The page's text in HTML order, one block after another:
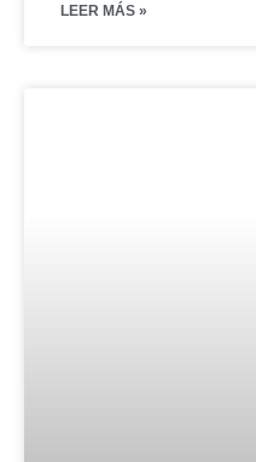
LEER MÁS »